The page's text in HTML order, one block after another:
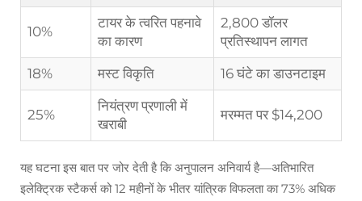
10%
टायर के त्वरित पहनावे
का कारण
2,800 डॉलर
प्रतिस्थापन लागत
18%
मस्ट विकृति 16 घंटे का डाउनटाइम
25%
नियंत्रण प्रणाली में
खराबी
मरम्मत पर $14,200
यह घटना इस बात पर जोर देती है कि अनुपालन अनिवार्य है—अतिभारित
इलेक्ट्रिक स्टैकर्स को 12 महीनों के भीतर यांत्रिक विफलता का 73% अधिक